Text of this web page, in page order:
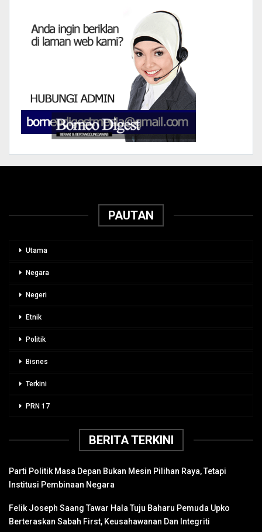
PAUTAN
Utama
Negara
Negeri
Etnik
Politik
Bisnes
Terkini
PRN 17
BERITA TERKINI
Parti Politik Masa Depan Bukan Mesin Pilihan Raya, Tetapi
Institusi Pembinaan Negara
Felik Joseph Saang Tawar Hala Tuju Baharu Pemuda Upko
Berteraskan Sabah First, Keusahawanan Dan Integriti